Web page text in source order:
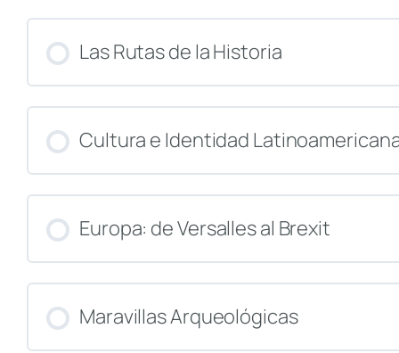
CURSO PROGRESO
Las Rutas de la Historia
CURSO PROGRESO
Cultura e Identidad
CURSO PROGRESO
Europa: de Versalles al Brexit
CURSO PROGRESO
Maravillas Arqueológicas